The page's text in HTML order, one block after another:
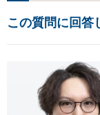
この質問に回答